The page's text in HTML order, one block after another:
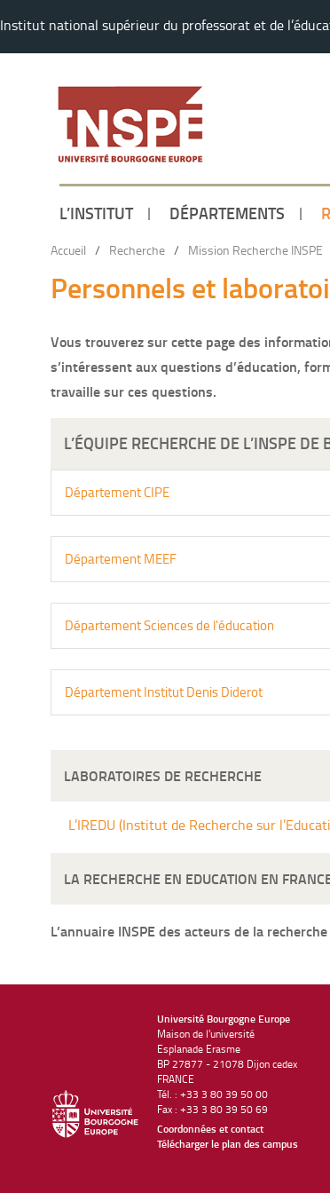
Institut national supérieur du professorat et de
L’INSTITUT DÉPARTEMENTS
Accueil / Recherche / Mission Recherche INSPE
Personnels et
Vous trouverez sur cette page des
s’intéressent aux questions d’éducation,
travaille sur ces questions.
L’ÉQUIPE RECHERCHE DE L’INSPE
Département CIPE
Département MEEF
Département Sciences de l'éducation
Département Institut Denis Diderot
LABORATOIRES DE RECHERCHE
L’IREDU (Institut de Recherche sur
LA RECHERCHE EN EDUCATION EN
L’annuaire INSPE des acteurs de la
Université Bourgogne Europe
Maison de l'université
Esplanade Erasme
BP 27877 - 21078 Dijon cedex
FRANCE
Tél. : +33 3 80 39 50 00
Fax : +33 3 80 39 50 69
Coordonnées et contact
Télécharger le plan des campus